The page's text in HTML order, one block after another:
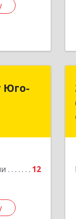
Юго-
12
Юго-
Запад
г,